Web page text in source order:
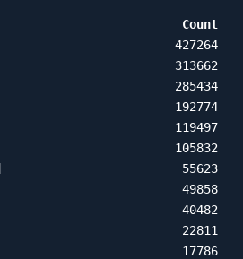
Count
427264
313662
285434
192774
119497
105832
55623
49858
40482
22811
17786